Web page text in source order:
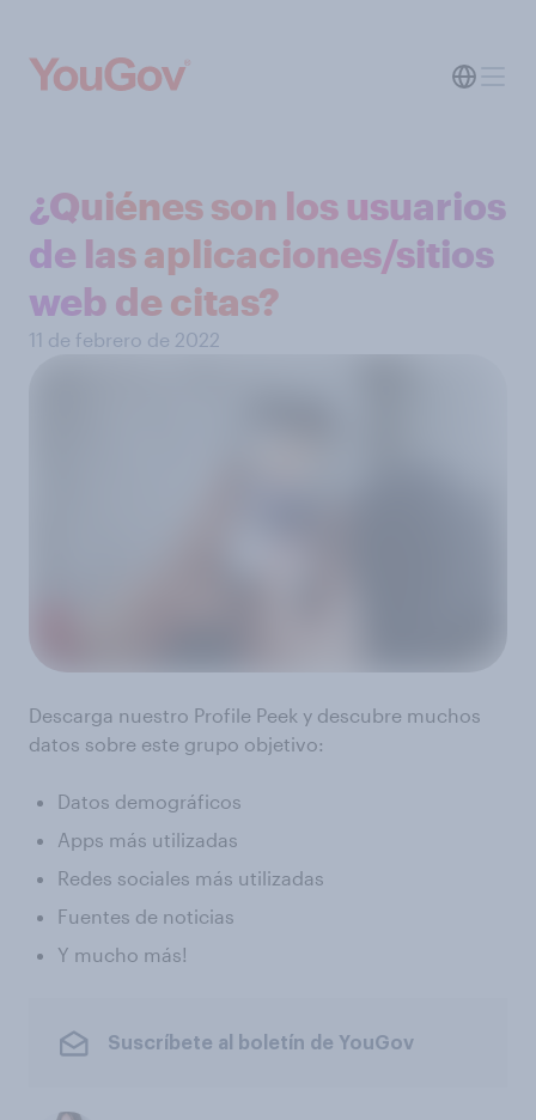
¿Quiénes son los usuarios
de las aplicaciones/sitios
web de citas?
11 de febrero de 2022
Descarga nuestro Profile Peek y descubre muchos
datos sobre este grupo objetivo:
Datos demográficos
Apps más utilizadas
Redes sociales más utilizadas
Fuentes de noticias
Y mucho más!
Suscríbete al boletín de YouGov